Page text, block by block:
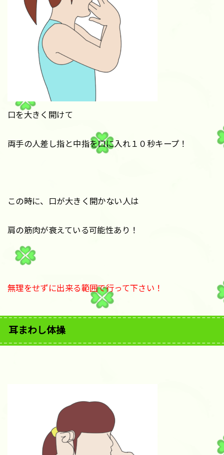
口を大きく開けて
両手の人差し指と中指を口に入れ１０秒キープ！
この時に、口が大きく開かない人は
肩の筋肉が衰えている可能性あり！
無理をせずに出来る範囲で行って下さい！
耳まわし体操